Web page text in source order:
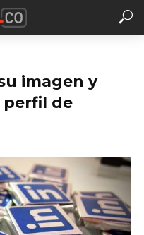
imagen y
perfil de